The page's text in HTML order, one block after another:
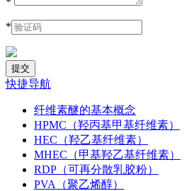
*
快捷导航
纤维素醚的基本概念
HPMC（羟丙基甲基纤维素）
HEC（羟乙基纤维素）
MHEC（甲基羟乙基纤维素）
RDP（可再分散乳胶粉）
PVA（聚乙烯醇）